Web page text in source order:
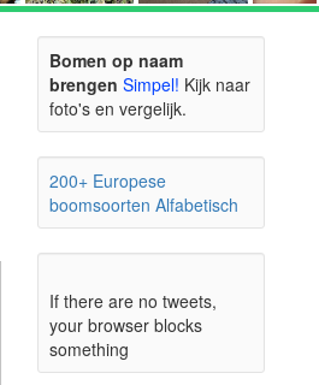
Bomen op naam
brengen Simpel! Kijk naar
foto's en vergelijk.
200+ Europese
boomsoorten Alfabetisch
If there are no tweets,
your browser blocks
something